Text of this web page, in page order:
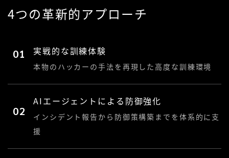
4つの革新的アプローチ
01 実戦的な訓練体験
本物のハッカーの手法を再現した高度な訓練環境
02
AIエージェントによる防御強化
インシデント報告から防御策構築までを体系的に支
援